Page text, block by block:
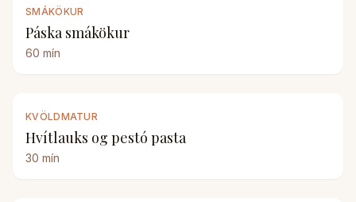
SMÁKÖKUR
Páska smákökur
60 mín
KVÖLDMATUR
Hvítlauks og pestó pasta
30 mín